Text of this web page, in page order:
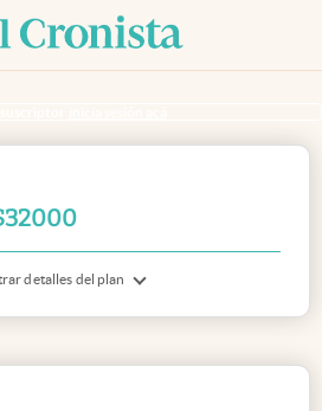
32000
detalles del plan